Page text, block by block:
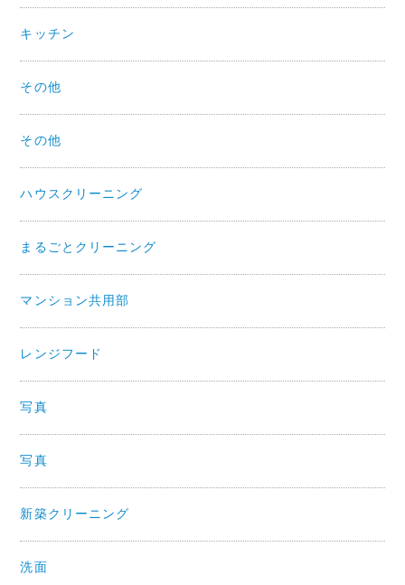
キッチン
その他
その他
ハウスクリーニング
まるごとクリーニング
マンション共用部
レンジフード
写真
写真
新築クリーニング
洗面